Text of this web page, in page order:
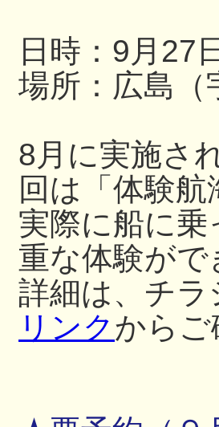
日時：9月
場所：広島
8月に実施さ
回は「体験
実際に船に
重な体験が
詳細は、チ
リンクから